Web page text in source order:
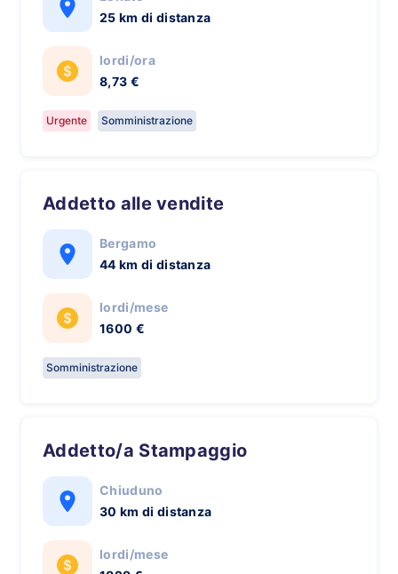
25 km di distanza
lordi/ora
8,73 €
Urgente Somministrazione
Addetto alle vendite
Bergamo
44 km di distanza
lordi/mese
1600 €
Somministrazione
Addetto/a Stampaggio
Chiuduno
30 km di distanza
lordi/mese